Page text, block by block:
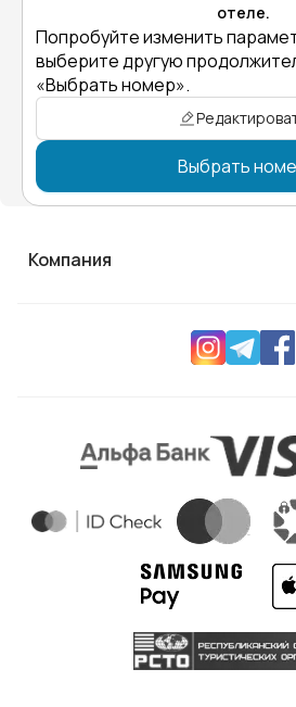
отеле.
Попробуйте изменить
выберите другую
«Выбрать номер».
Выбрать
Компания